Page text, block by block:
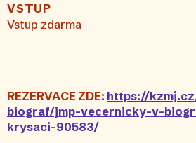
VSTUP
Vstup zdarma
REZERVACE ZDE: https://
biograf/jmp-vecernicky-v-
krysaci-90583/